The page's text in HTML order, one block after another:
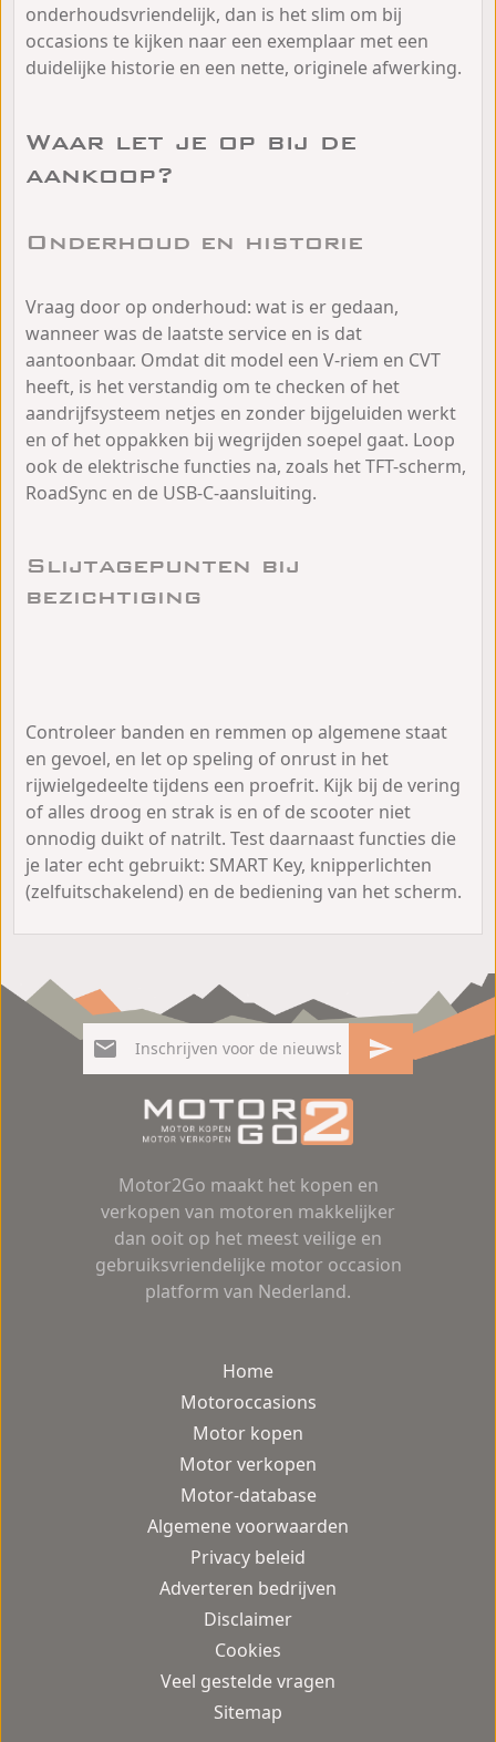
onderhoudsvriendelijk, dan is het slim om bij
occasions te kijken naar een exemplaar met een
duidelijke historie en een nette, originele afwerking.
Waar let je op bij de
aankoop?
Onderhoud en historie
Vraag door op onderhoud: wat is er gedaan,
wanneer was de laatste service en is dat
aantoonbaar. Omdat dit model een V-riem en CVT
heeft, is het verstandig om te checken of het
aandrijfsysteem netjes en zonder bijgeluiden werkt
en of het oppakken bij wegrijden soepel gaat. Loop
ook de elektrische functies na, zoals het TFT-scherm,
RoadSync en de USB-C-aansluiting.
Slijtagepunten bij
bezichtiging
Controleer banden en remmen op algemene staat
en gevoel, en let op speling of onrust in het
rijwielgedeelte tijdens een proefrit. Kijk bij de vering
of alles droog en strak is en of de scooter niet
onnodig duikt of natrilt. Test daarnaast functies die
je later echt gebruikt: SMART Key, knipperlichten
(zelfuitschakelend) en de bediening van het scherm.
Motor2Go maakt het kopen en
verkopen van motoren makkelijker
dan ooit op het meest veilige en
gebruiksvriendelijke motor occasion
platform van Nederland.
Home
Motoroccasions
Motor kopen
Motor verkopen
Motor-database
Algemene voorwaarden
Privacy beleid
Adverteren bedrijven
Disclaimer
Cookies
Veel gestelde vragen
Sitemap